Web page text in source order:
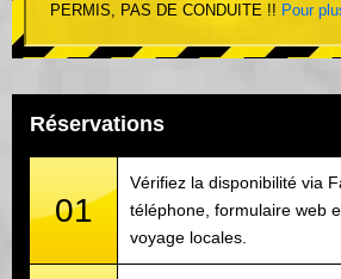
PERMIS, PAS DE CONDUITE !! Pour
Réservations
01
Vérifiez la disponibilité via
téléphone, formulaire web
voyage locales.